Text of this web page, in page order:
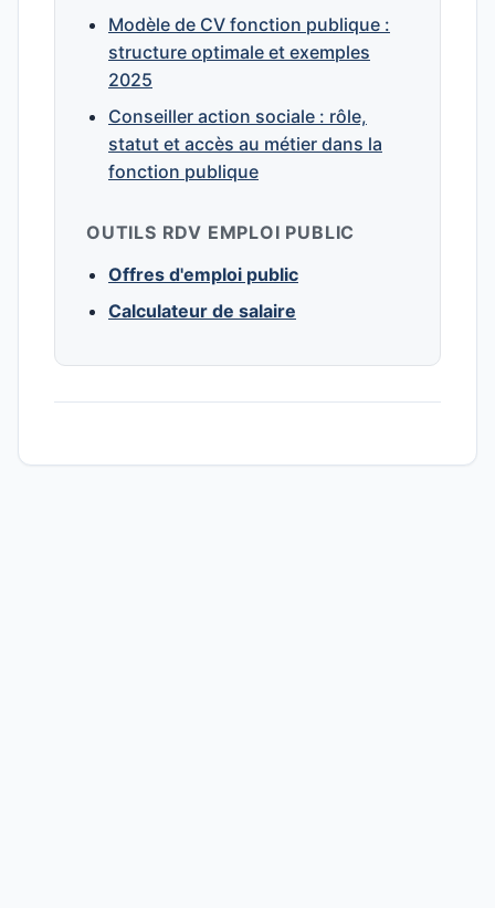
Modèle de CV fonction publique :
structure optimale et exemples
2025
Conseiller action sociale : rôle,
statut et accès au métier dans la
fonction publique
OUTILS RDV EMPLOI PUBLIC
Offres d'emploi public
Calculateur de salaire